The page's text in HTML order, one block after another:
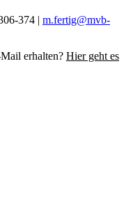
374 | m.fertig@mvb-
erhalten? Hier geht es